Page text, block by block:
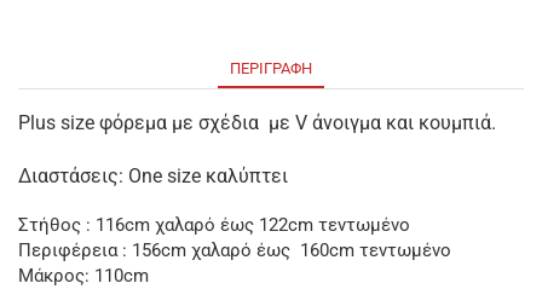
ΠΕΡΙΓΡΑΦΉ
Plus size φόρεμα με σχέδια με V άνοιγμα και κουμπιά.
Διαστάσεις: One size καλύπτει
Στήθος : 116cm χαλαρό έως 122cm τεντωμένο
Περιφέρεια : 156cm χαλαρό έως 160cm τεντωμένο
Μάκρος: 110cm